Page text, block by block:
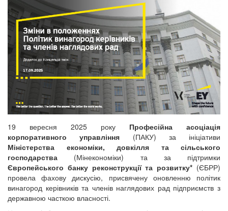
19 вересня 2025 року Професійна асоціація
корпоративного управління (ПАКУ) за ініціативи
Міністерства економіки, довкілля та сільського
господарства (Мінекономіки) та за підтримки
Європейського банку реконструкції та розвитку* (ЄБРР)
провела фахову дискусію, присвячену оновленню політик
винагород керівників та членів наглядових рад підприємств з
державною часткою власності.